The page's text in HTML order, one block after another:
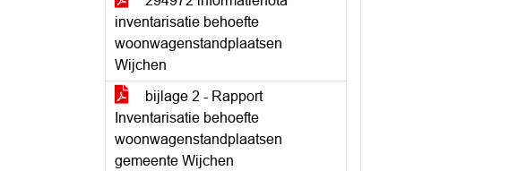
inventarisatie behoefte
woonwagenstandplaatsen
Wijchen
bijlage 2 - Rapport
Inventarisatie behoefte
woonwagenstandplaatsen
gemeente Wijchen